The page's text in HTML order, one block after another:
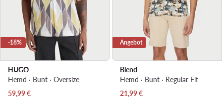
-18%
HUGO
Hemd · Bunt · Oversize
Aktueller Preis
59,99€
Angebot
Blend
Hemd · Bunt · Regular Fit
Aktueller Preis
21,99€